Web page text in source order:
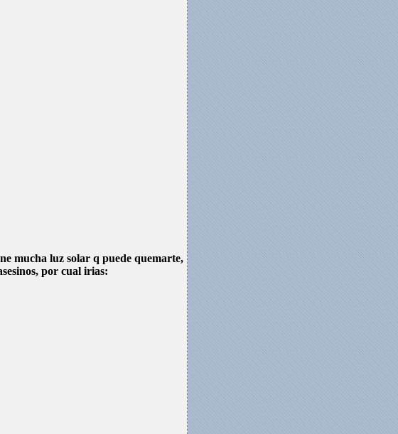
mucha luz solar q puede quemarte,
por cual irias: